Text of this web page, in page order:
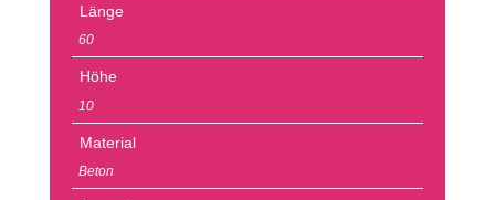
Länge
60
Höhe
10
Material
Beton